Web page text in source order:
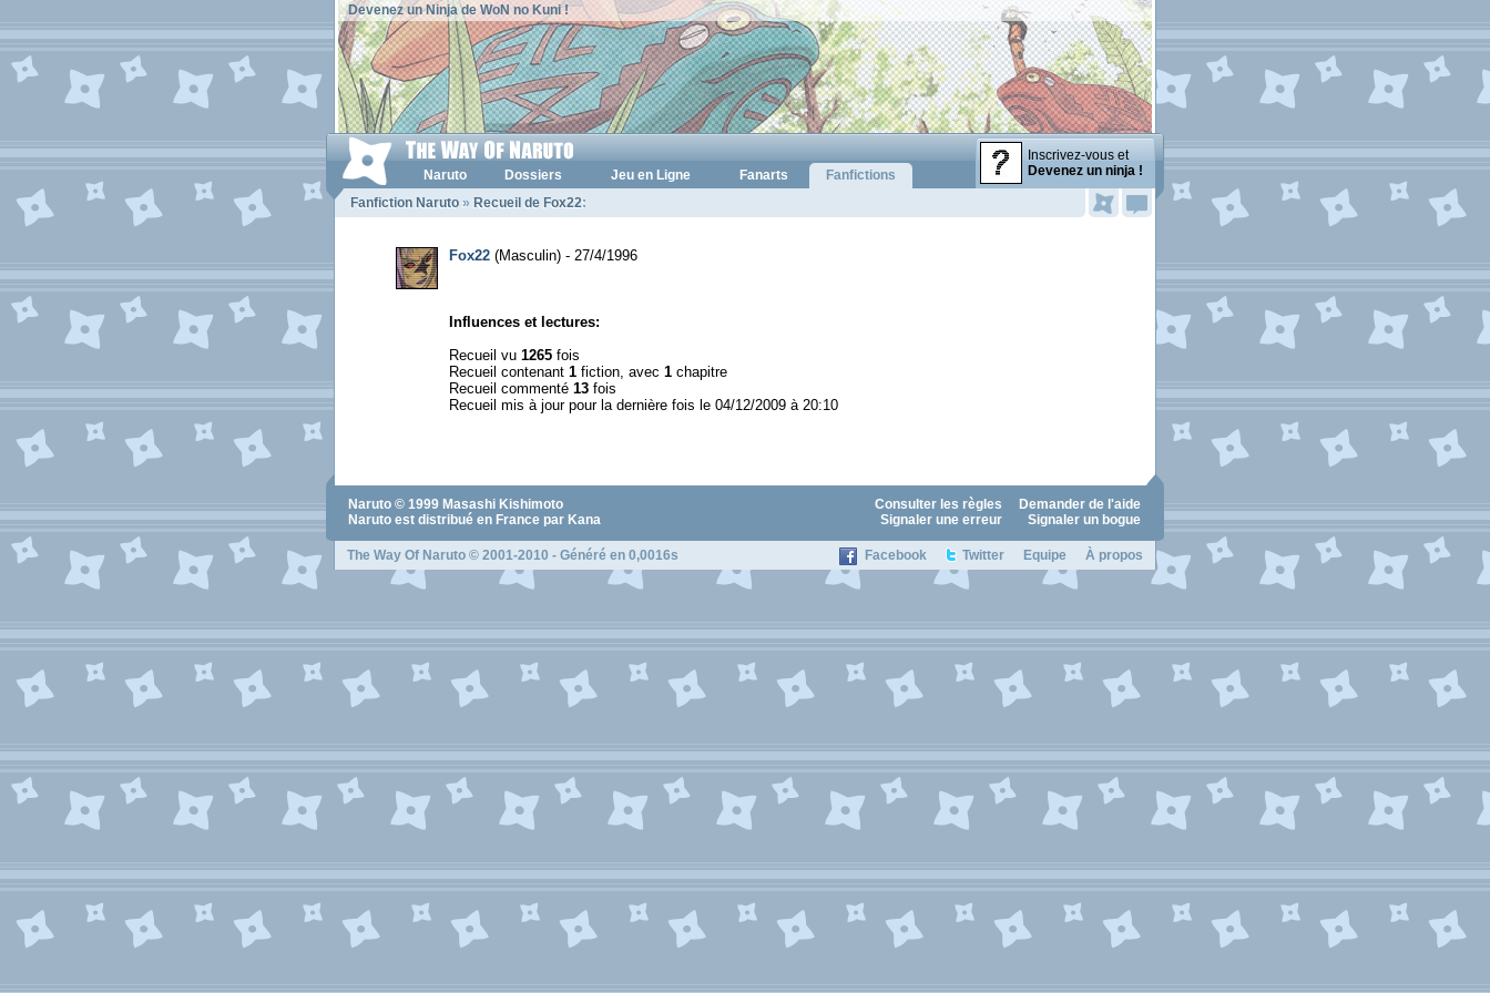
Devenez un Ninja de WoN no Kuni !
Inscrivez-vous et
Devenez un ninja !
Naruto Dossiers Jeu en Ligne Fanarts
Fanfictions
Fanfiction Naruto » Recueil de Fox22:
Fox22 (Masculin) - 27/4/1996
Influences et lectures:
Recueil vu 1265 fois
Recueil contenant 1 fiction, avec 1 chapitre
Recueil commenté 13 fois
Recueil mis à jour pour la dernière fois le 04/12/2009 à 20:10
Naruto © 1999 Masashi Kishimoto
Naruto est distribué en France par Kana
Demander de l'aide
Consulter les règles
Signaler un bogue
Signaler une erreur
Facebook Twitter Equipe À propos
The Way Of Naruto © 2001-2010 - Généré en 0,0016s